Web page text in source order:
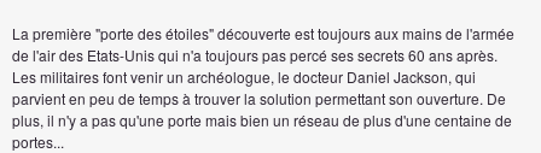
La première "porte des étoiles" découverte est toujours aux mains de l'armée
de l'air des Etats-Unis qui n'a toujours pas percé ses secrets 60 ans après.
Les militaires font venir un archéologue, le docteur Daniel Jackson, qui
parvient en peu de temps à trouver la solution permettant son ouverture. De
plus, il n'y a pas qu'une porte mais bien un réseau de plus d'une centaine de
portes...